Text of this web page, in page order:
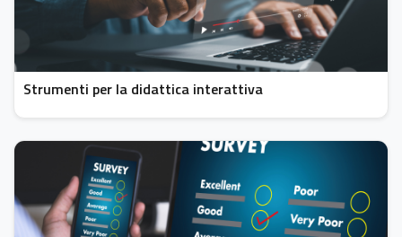
Strumenti per la didattica interattiva